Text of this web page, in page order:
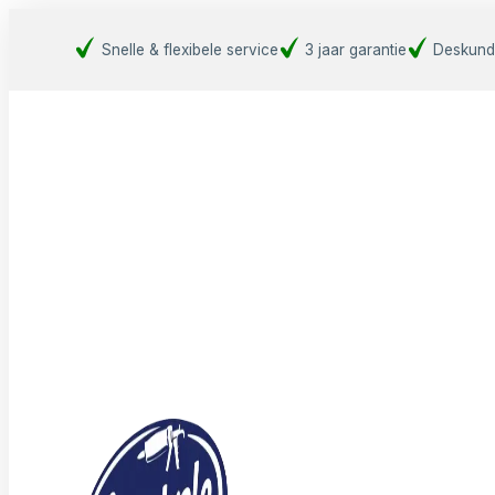
Snelle & flexibele service 3 jaar garantie